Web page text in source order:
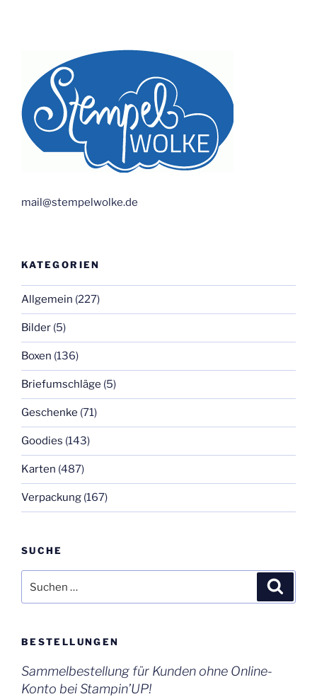
mail@stempelwolke.de
KATEGORIEN
Allgemein (227)
Bilder (5)
Boxen (136)
Briefumschläge (5)
Geschenke (71)
Goodies (143)
Karten (487)
Verpackung (167)
SUCHE
nach:
BESTELLUNGEN
Sammelbestellung für Kunden ohne Online-
Konto bei Stampin’UP!